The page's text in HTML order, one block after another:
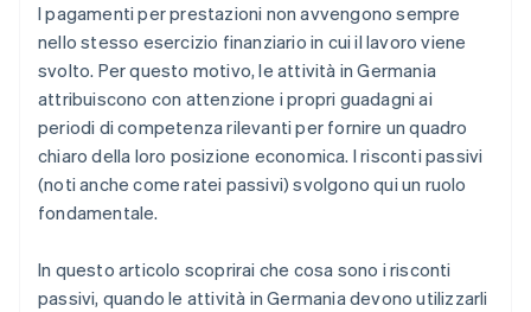
I pagamenti per prestazioni non avvengono sempre
nello stesso esercizio finanziario in cui il lavoro viene
svolto. Per questo motivo, le attività in Germania
attribuiscono con attenzione i propri guadagni ai
periodi di competenza rilevanti per fornire un quadro
chiaro della loro posizione economica. I risconti passivi
(noti anche come ratei passivi) svolgono qui un ruolo
fondamentale.
In questo articolo scoprirai che cosa sono i risconti
passivi, quando le attività in Germania devono utilizzarli